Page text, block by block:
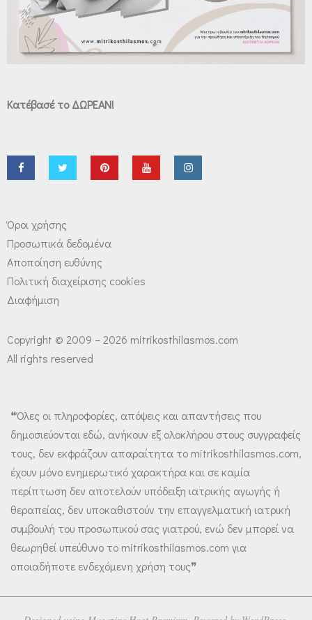
Κατέβασέ το ΔΩΡΕΑΝ!
Όροι χρήσης
Προσωπικά δεδομένα
Αποποίηση ευθύνης
Πολιτική διαχείρισης cookies
Διαφήμιση
Copyright © 2009 – 2026 mitrikosthilasmos.com
All rights reserved
❝Όλες οι πληροφορίες, απόψεις και απαντήσεις που
δημοσιεύονται εδώ, ανήκουν εξ ολοκλήρου στους συγγραφείς
τους, δεν εκφράζουν απαραίτητα το mitrikosthilasmos.com,
έχουν μόνο ενημερωτικό χαρακτήρα και σε καμία
περίπτωση δεν αποτελούν υπόδειξη ιατρικής αγωγής ή
θεραπείας, δεν υποκαθιστούν την επαγγελματική ιατρική
συμβουλή του προσωπικού σας γιατρού, ενώ δεν μπορεί να
θεωρηθεί υπεύθυνο το mitrikosthilasmos.com για
οποιαδήποτε ενδεχόμενη χρήση τους❞